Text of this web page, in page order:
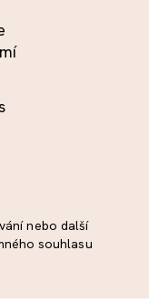
nebo další
souhlasu